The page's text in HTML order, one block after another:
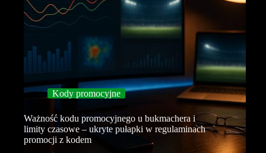
Kody promocyjne
Ważność kodu promocyjnego u bukmachera i
limity czasowe – ukryte pułapki w regulaminach
promocji z kodem